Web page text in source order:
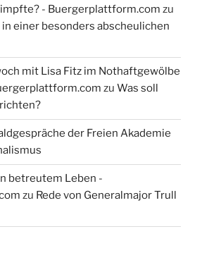
- Buergerplattform.com zu
in einer besonders abscheulichen
mit Lisa Fitz im Nothaftgewölbe
zu Was soll
der Freien Akademie
betreutem Leben -
zu Rede von Generalmajor Trull